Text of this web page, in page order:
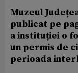
Muzeul
publicat pe
a instituției o
un permis de
perioada